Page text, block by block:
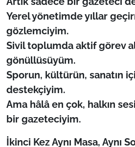
Yerel yönetimde yıllar
gözlemciyim.
Sivil toplumda aktif görev
gönüllüsüyüm.
Sporun, kültürün, sanatın
destekçiyim.
Ama hâlâ en çok, halkın
bir gazeteciyim.
İkinci Kez Aynı Masa, Aynı